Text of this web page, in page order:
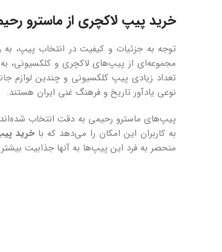
خرید پیپ لاکچری از ماسترو
توجه به جزئیات و کیفیت در انتخاب پیپ، به
مجموعه‌ای از پیپ‌های لاکچری و کلکسیونی،
تعداد زیادی پیپ کلکسیونی و چندین لوازم
نوعی یادآور تاریخ و فرهنگ غنی ایران هستند.
پیپ‌های ماسترو رحیمی به دقت انتخاب شده‌اند
به کاربران این امکان را می‌دهد که باخرید
منحصر به فرد این پیپ‌ها به آنها جذابیت